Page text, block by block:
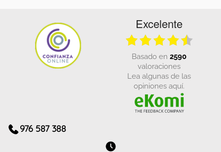
Excelente
basado en 2590
valoraciones
Lea algunas de las
opiniones aquí.
976 587 388